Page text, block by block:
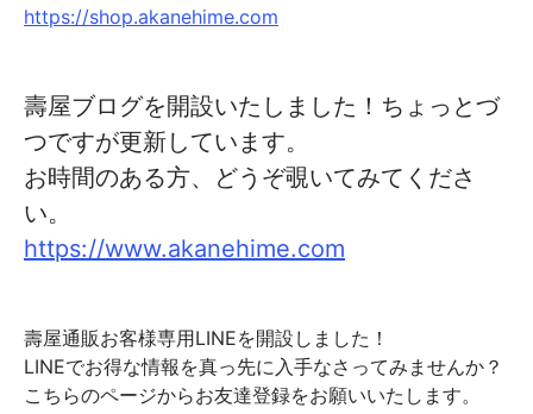
https://shop.akanehime.com
壽屋ブログを開設いたしました！ちょっとづ
つですが更新しています。
お時間のある方、どうぞ覗いてみてくださ
い。
https://www.akanehime.com
壽屋通販お客様専用LINEを開設しました！
LINEでお得な情報を真っ先に入手なさってみませんか？
こちらのページからお友達登録をお願いいたします。